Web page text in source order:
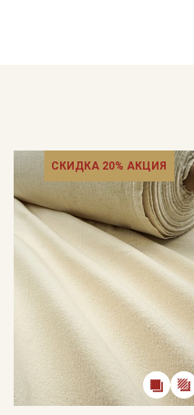
СКИДКА 20% АКЦИЯ